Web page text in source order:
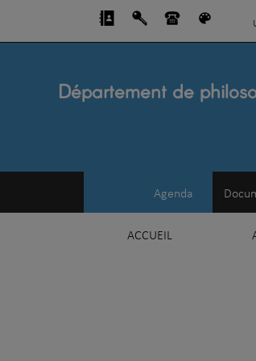
Département de
Agenda
ACCUEIL